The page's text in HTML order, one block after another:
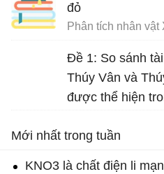
đỏ
Đề 1: So sánh
Thúy Vân và
được thể hiện
nga… đi về mặc
Mới nhất trong tuần
KNO3 là chất điện li